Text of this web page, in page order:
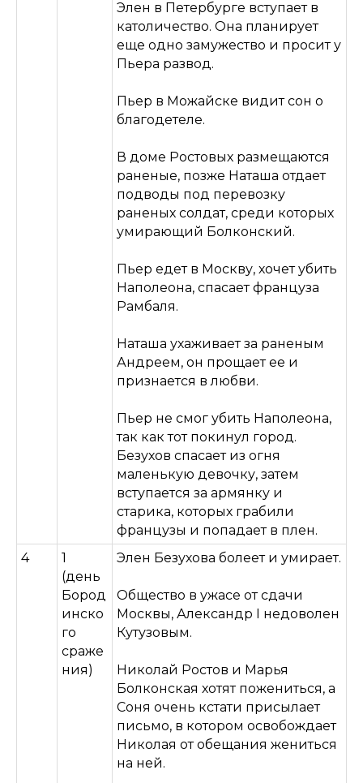
Элен в Петербурге вступает в
католичество. Она планирует
еще одно замужество и просит у
Пьера развод.
Пьер в Можайске видит сон о
благодетеле.
В доме Ростовых размещаются
раненые, позже Наташа отдает
подводы под перевозку
раненых солдат, среди которых
умирающий Болконский.
Пьер едет в Москву, хочет убить
Наполеона, спасает француза
Рамбаля.
Наташа ухаживает за раненым
Андреем, он прощает ее и
признается в любви.
Пьер не смог убить Наполеона,
так как тот покинул город.
Безухов спасает из огня
маленькую девочку, затем
вступается за армянку и
старика, которых грабили
французы и попадает в плен.
4
1
(день
Бород
инско
го
сраже
ния)
Элен Безухова болеет и умирает.
Общество в ужасе от сдачи
Москвы, Александр I недоволен
Кутузовым.
Николай Ростов и Марья
Болконская хотят пожениться, а
Соня очень кстати присылает
письмо, в котором освобождает
Николая от обещания жениться
на ней.
Yandex.Zen